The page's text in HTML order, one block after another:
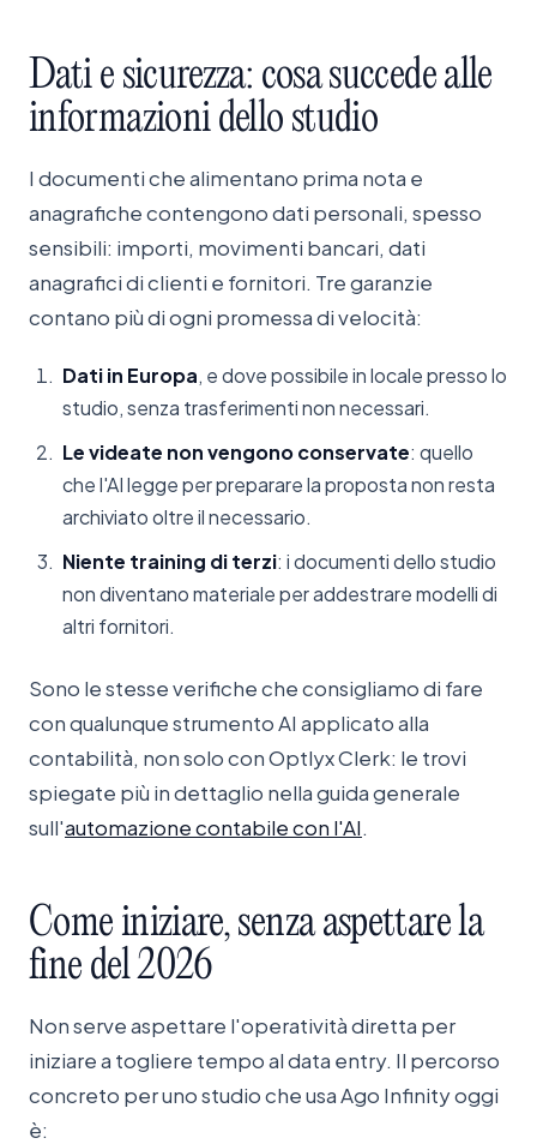
Datie sicurezza: cosasuccedealle
informazioni dello studio
I documenti che alimentano prima nota e
anagrafiche contengono dati personali, spesso
sensibili: importi, movimenti bancari, dati
anagrafici di clienti e fornitori. Tre garanzie
contano più di ogni promessa di velocità:
Dati in Europa, e dove possibile in locale presso lo
studio, senza trasferimenti non necessari.
Le videate non vengono conservate: quello
che l'AI legge per preparare la proposta non resta
archiviato oltre il necessario.
Niente training di terzi: i documenti dello studio
non diventano materiale per addestrare modelli di
altri fornitori.
Sono le stesse verifiche che consigliamo di fare
con qualunque strumento AI applicato alla
contabilità, non solo con Optlyx Clerk: le trovi
spiegate più in dettaglio nella guida generale
sull'automazione contabile con l'AI.
Comeiniziare,senza aspettarela
fine del2026
Non serve aspettare l'operatività diretta per
iniziare a togliere tempo al data entry. Il percorso
concreto per uno studio che usa Ago Infinity oggi
è: